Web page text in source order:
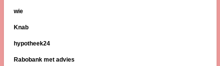
wie
Knab
hypotheek24
Rabobank met advies